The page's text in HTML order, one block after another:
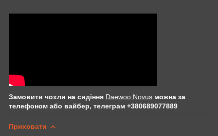
Замовити чохли на сидіння Daewoo Novus можна за
телефоном або вайбер, телеграм +380689077889
Приховати